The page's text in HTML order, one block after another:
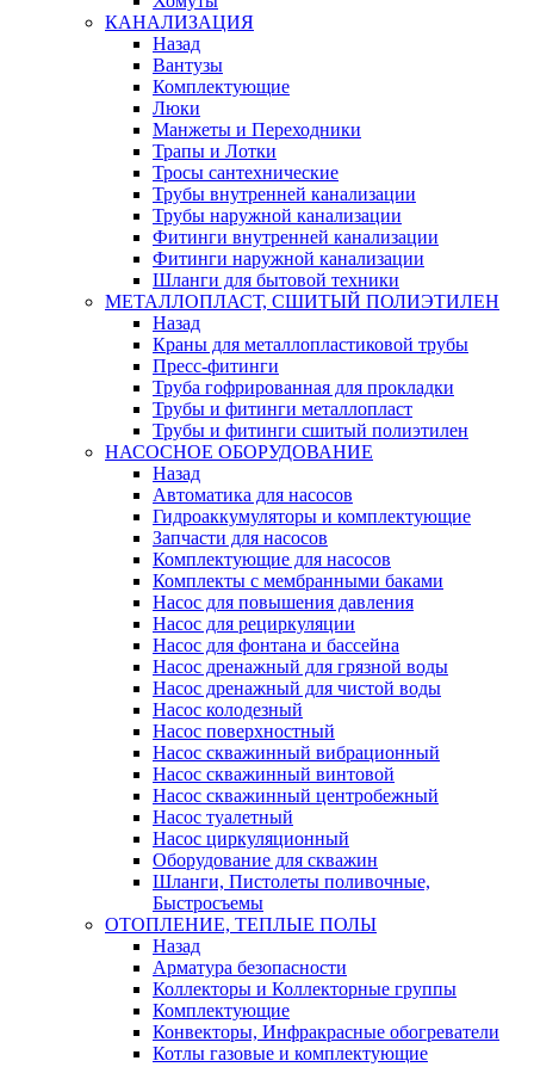
КАНАЛИЗАЦИЯ
Назад
Вантузы
Комплектующие
Люки
Манжеты и Переходники
Трапы и Лотки
Тросы сантехнические
Трубы внутренней канализации
Трубы наружной канализации
Фитинги внутренней канализации
Фитинги наружной канализации
Шланги для бытовой техники
МЕТАЛЛОПЛАСТ, СШИТЫЙ ПОЛИЭТИЛЕН
Назад
Краны для металлопластиковой трубы
Пресс-фитинги
Труба гофрированная для прокладки
Трубы и фитинги металлопласт
Трубы и фитинги сшитый полиэтилен
НАСОСНОЕ ОБОРУДОВАНИЕ
Назад
Автоматика для насосов
Гидроаккумуляторы и комплектующие
Запчасти для насосов
Комплектующие для насосов
Комплекты с мембранными баками
Насос для повышения давления
Насос для рециркуляции
Насос для фонтана и бассейна
Насос дренажный для грязной воды
Насос дренажный для чистой воды
Насос колодезный
Насос поверхностный
Насос скважинный вибрационный
Насос скважинный винтовой
Насос скважинный центробежный
Насос туалетный
Насос циркуляционный
Оборудование для скважин
Шланги, Пистолеты поливочные,
Быстросъемы
ОТОПЛЕНИЕ, ТЕПЛЫЕ ПОЛЫ
Назад
Арматура безопасности
Коллекторы и Коллекторные группы
Комплектующие
Конвекторы, Инфракрасные обогреватели
Котлы газовые и комплектующие